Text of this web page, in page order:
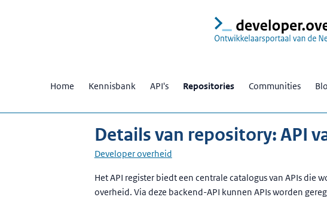
Home Kennisbank API's Repositories Communities
Details van repository: API
Developer overheid
Beschrijving
Het API register biedt een centrale catalogus van APIs die
overheid. Via deze backend-API kunnen APIs worden